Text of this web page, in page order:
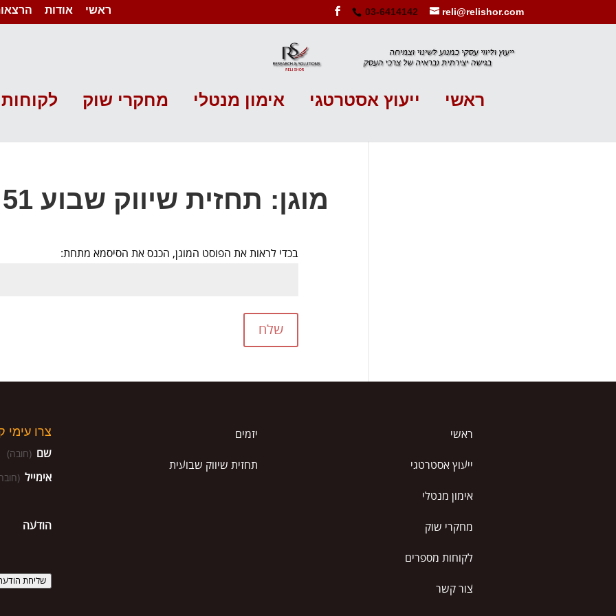
03-6414142 reli@relishor.com ראשי אודות
ראשי ייעוץ אסטרטגי אימון מנטלי מחקרי שוק
מוגן: תחזית שיווק שבוע 51 שנת 2020
בכדי לראות את הפוסט המוגן, הכנס את הסיסמא מתחת:
שלח
ראשי
ייעוץ אסטרטגי
אימון מנטלי
מחקרי שוק
לקוחות מספרים
צור קשר
יזמים
תחזית שיווק שבועית
צרו עימי
שם (חובה)
אימייל
הודעה
שליחת